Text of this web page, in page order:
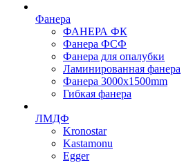
Фанера
ФАНЕРА ФК
Фанера ФСФ
Фанера для опалубки
Ламинированная фанера
Фанера 3000х1500mm
Гибкая фанера
ЛМДФ
Kronostar
Kastamonu
Egger